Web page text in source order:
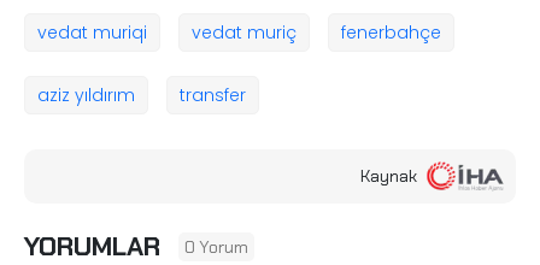
vedat muriqi vedat muriç fenerbahçe
aziz yıldırım transfer
Kaynak
YORUMLAR 0 Yorum